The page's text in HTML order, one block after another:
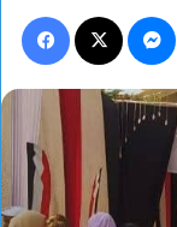
ماسنجر واتساب